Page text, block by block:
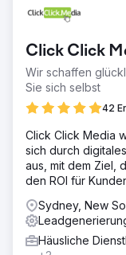
BGC benötigte
Transparenz,
sich einen klaren
skalierbares
Kanäle.
Lösung
PWD startete mit
auf Basis von
und die
anfänglichen
Social-Media-
zu unterstützen –
Click Click
Wir schaffen
Sie sich selbst
42
Click Click Media
sich durch
aus, mit dem Ziel,
den ROI für
Sydney, New
Häusliche